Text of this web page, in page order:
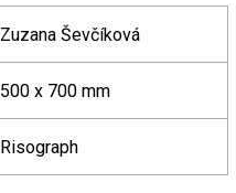
Zuzana Ševčíková
500 x 700 mm
Risograph